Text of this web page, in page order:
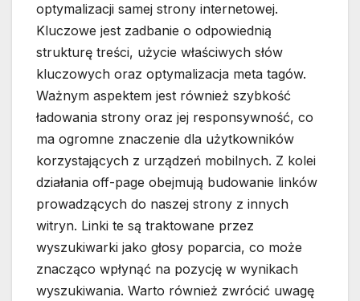
optymalizacji samej strony internetowej.
Kluczowe jest zadbanie o odpowiednią
strukturę treści, użycie właściwych słów
kluczowych oraz optymalizacja meta tagów.
Ważnym aspektem jest również szybkość
ładowania strony oraz jej responsywność, co
ma ogromne znaczenie dla użytkowników
korzystających z urządzeń mobilnych. Z kolei
działania off-page obejmują budowanie linków
prowadzących do naszej strony z innych
witryn. Linki te są traktowane przez
wyszukiwarki jako głosy poparcia, co może
znacząco wpłynąć na pozycję w wynikach
wyszukiwania. Warto również zwrócić uwagę